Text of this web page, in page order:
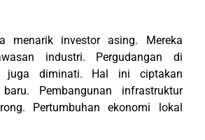
menarik investor asing. Mereka
industri. Pergudangan di
juga diminati. Hal ini ciptakan
Pembangunan infrastruktur
Pertumbuhan ekonomi lokal